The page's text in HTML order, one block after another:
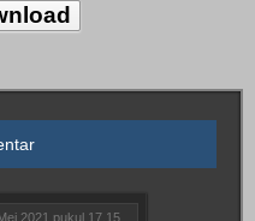
2021 pukul 17.15